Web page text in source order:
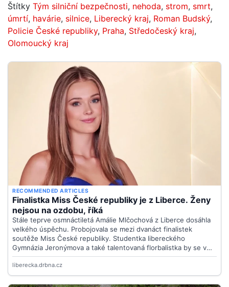
Štítky Tým silniční bezpečnosti, nehoda, strom, smrt,
úmrtí, havárie, silnice, Liberecký kraj, Roman Budský,
Policie České republiky, Praha, Středočeský kraj,
Olomoucký kraj